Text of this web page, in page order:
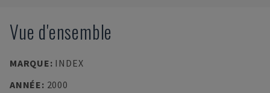
Vue d'ensemble
MARQUE: INDEX
ANNÉE: 2000